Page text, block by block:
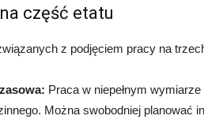
część etatu
z podjęciem pracy na
Praca w niepełnym
Można swobodniej planować